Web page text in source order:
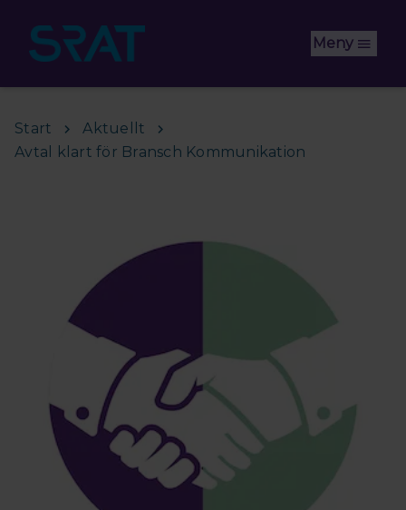
Meny
Start
Aktuellt
Avtal klart för Bransch Kommunikation